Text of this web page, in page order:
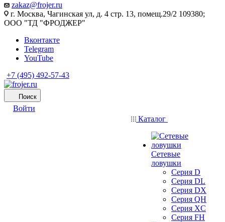
zakaz@frojer.ru
г. Москва, Чагинская ул, д. 4 стр. 13, помещ.29/2 109380;
ООО "ТД "ФРОДЖЕР"
Вконтакте
Telegram
YouTube
+7 (495) 492-57-43
Поиск
Войти
Каталог
Сетевые
ловушки
Серия D
Серия DL
Серия DX
Серия QH
Серия XC
Серия FH